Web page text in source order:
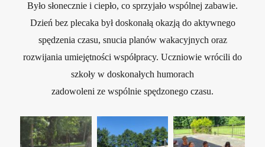
Było słonecznie i ciepło, co sprzyjało wspólnej zabawie.
Dzień bez plecaka był doskonałą okazją do aktywnego
spędzenia czasu, snucia planów wakacyjnych oraz
rozwijania umiejętności współpracy. Uczniowie wrócili do
szkoły w doskonałych humorach
zadowoleni ze wspólnie spędzonego czasu.